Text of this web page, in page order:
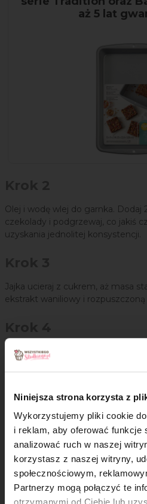
Niniejsza strona korzysta z
Wykorzystujemy pliki cookie
i reklam, aby oferować funkcje
analizować ruch w naszej
korzystasz z naszej witryny,
społecznościowym,
Partnerzy mogą połączyć te
aż 5 lat
Olej i wodę wlej do garnka. Dodaj
czekolady i podgrzewaj, co jakiś
uzyskania jednolitej konsystencji.
Jajka ucieraj z cukrem, aż masa
ekstrakt waniliowy i rozpuszczoną
Wymieszaj mąkę kokosową,
Stopniowo dodawaj je do
Krok 5
Ciasto wylej do przygotowanej
migdałami. Piecz przez ok. 35
Krok 6
Upieczone ciasto wyciągnij z
(50 g) włóż do miseczki, umieść